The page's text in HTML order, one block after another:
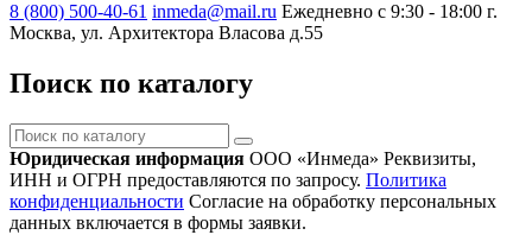
8 (800) 500-40-61 inmeda@mail.ru Ежедневно с 9:30 - 18:00 г.
Москва, ул. Архитектора Власова д.55
Поиск по каталогу
Поиск
по
каталогу
Юридическая информация ООО «Инмеда» Реквизиты,
ИНН и ОГРН предоставляются по запросу. Политика
конфиденциальности Согласие на обработку персональных
данных включается в формы заявки.